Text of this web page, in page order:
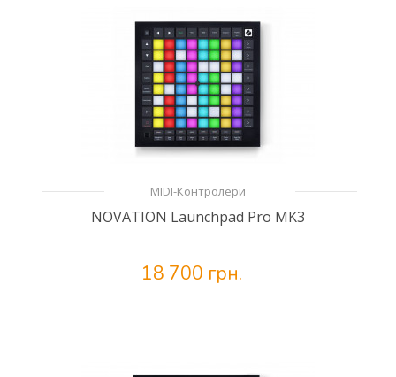
MIDI-Контролери
NOVATION Launchpad Pro MK3
18 700 грн.